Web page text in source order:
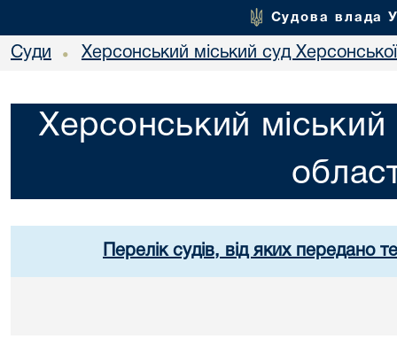
Судова влада
Суди • Херсонський міський суд Херсонської
Херсонський міський
Перелік судів, від яких передано